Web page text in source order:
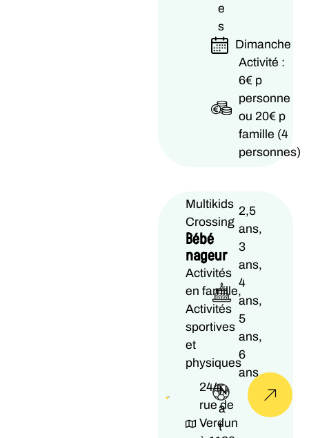
e
s
Dimanche
Activité :
6€ p
personne
ou 20€ p
famille (4
personnes)
Multikids
Crossing
Bébé
nageur
Activités
en famille,
Activités
sportives
et
physiques
244,
rue de
Verdun
2,5
ans,
3
ans,
4
ans,
5
ans,
6
ans
N
a
t